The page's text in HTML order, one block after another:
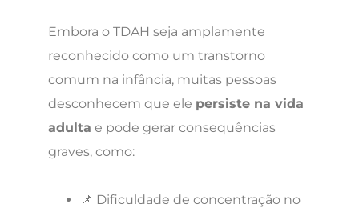
Embora o TDAH seja amplamente
reconhecido como um transtorno
comum na infância, muitas pessoas
desconhecem que ele persiste na vida
adulta e pode gerar consequências
graves, como:
📌 Dificuldade de concentração no